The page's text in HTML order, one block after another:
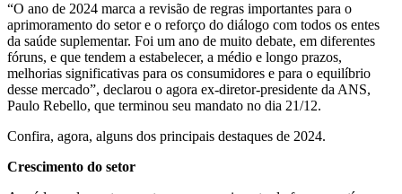
“O ano de 2024 marca a revisão de regras importantes para o
aprimoramento do setor e o reforço do diálogo com todos os entes
da saúde suplementar. Foi um ano de muito debate, em diferentes
fóruns, e que tendem a estabelecer, a médio e longo prazos,
melhorias significativas para os consumidores e para o equilíbrio
desse mercado”, declarou o agora ex-diretor-presidente da ANS,
Paulo Rebello, que terminou seu mandato no dia 21/12.
Confira, agora, alguns dos principais destaques de 2024.
Crescimento do setor